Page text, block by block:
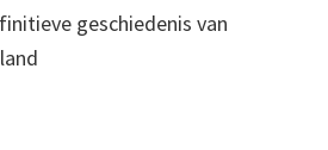
geschiedenis van